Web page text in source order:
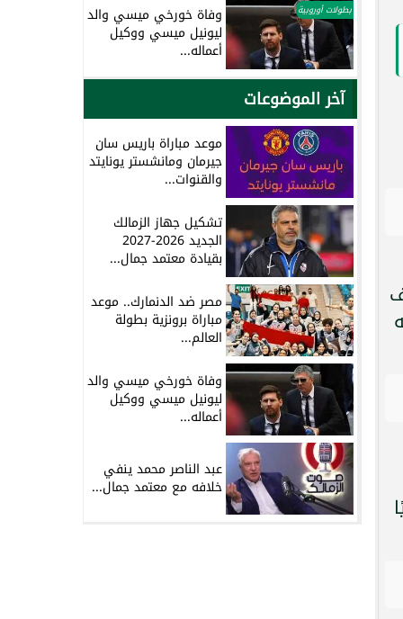
بطولات أوروبية وفاة خورخي ميسي والد
ليونيل ميسي ووكيل
أعماله...
آخر الموضوعات
موعد مباراة باريس سان
جيرمان ومانشستر يونايتد
والقنوات...
تشكيل جهاز الزمالك
الجديد 2026-2027
بقيادة معتمد جمال...
مصر ضد الدنمارك.. موعد
مباراة برونزية بطولة
العالم...
وفاة خورخي ميسي والد
ليونيل ميسي ووكيل
أعماله...
عبد الناصر محمد ينفي
خلافه مع معتمد جمال...